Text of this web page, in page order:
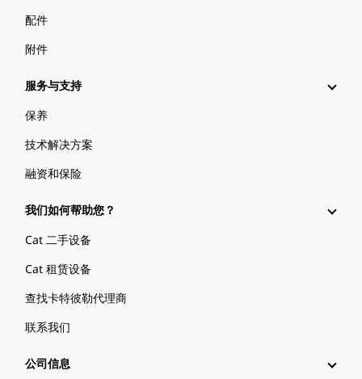
配件
附件
服务与支持
保养
技术解决方案
融资和保险
我们如何帮助您？
Cat 二手设备
Cat 租赁设备
查找卡特彼勒代理商
联系我们
公司信息